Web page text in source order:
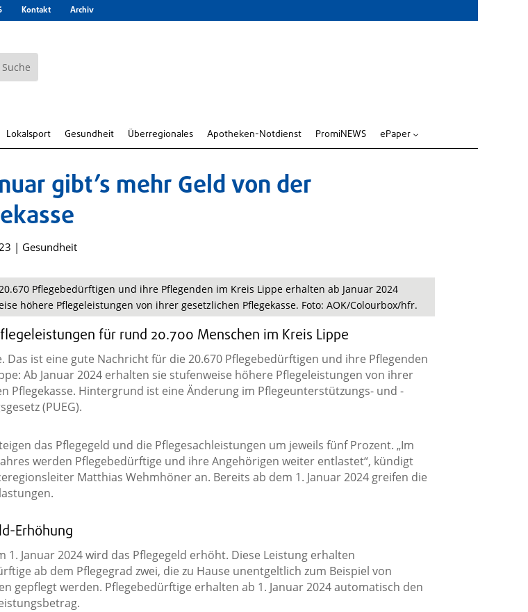
Kontakt Archiv
Lokalsport Gesundheit Überregionales Apotheken-Notdienst PromiNEWS ePaper 3
gibt’s mehr Geld von der
| Gesundheit
Pflegebedürftigen und ihre Pflegenden im Kreis Lippe erhalten ab Januar 2024
höhere Pflegeleistungen von ihrer gesetzlichen Pflegekasse. Foto: AOK/Colourbox/hfr.
für rund 20.700 Menschen im Kreis Lippe
Das ist eine gute Nachricht für die 20.670 Pflegebedürftigen und ihre Pflegenden
Ab Januar 2024 erhalten sie stufenweise höhere Pflegeleistungen von ihrer
Pflegekasse. Hintergrund ist eine Änderung im Pflegeunterstützungs- und -
(PUEG).
das Pflegegeld und die Pflegesachleistungen um jeweils fünf Prozent. „Im
werden Pflegebedürftige und ihre Angehörigen weiter entlastet“, kündigt
Matthias Wehmhöner an. Bereits ab dem 1. Januar 2024 greifen die
Erhöhung
1. Januar 2024 wird das Pflegegeld erhöht. Diese Leistung erhalten
ab dem Pflegegrad zwei, die zu Hause unentgeltlich zum Beispiel von
gepflegt werden. Pflegebedürftige erhalten ab 1. Januar 2024 automatisch den